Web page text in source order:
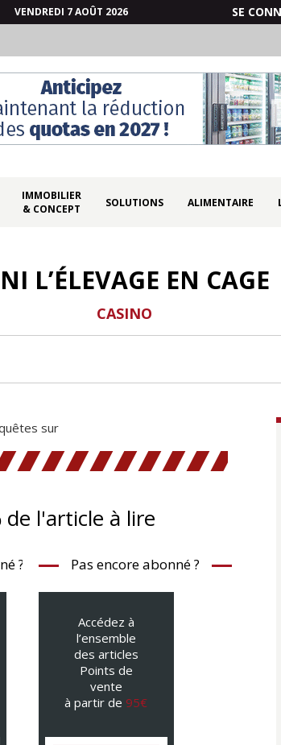
VENDREDI 7 AOÛT 2026 SE
IMMOBILIER
& CONCEPT
SOLUTIONS ALIMENTAIRE
L’ÉLEVAGE EN CAGE
CASINO
sur
de l'article à lire
? Pas encore abonné ?
Accédez à
l’ensemble
des articles
Points de
vente
à partir de 95€